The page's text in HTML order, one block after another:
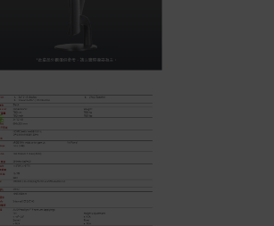
開學裝備全面降價